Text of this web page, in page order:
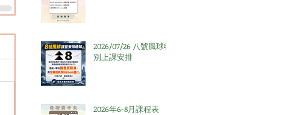
2026/07/26 八號風球特
別上課安排
2026年6-8月課程表